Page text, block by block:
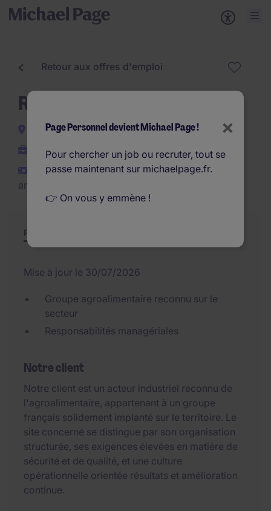
Retour aux offres d'emploi
Responsable d'Atelier (F/H)
Vitré
CDI
€37.800 - €46.200 par
an
Poste et missions
Mise à jour le 30/07/2026
Groupe agroalimentaire reconnu sur le
secteur
Responsabilités managériales
Notre client
Notre client est un acteur industriel reconnu de
l'agroalimentaire, appartenant à un groupe
français solidement implanté sur le territoire. Le
site concerné se distingue par son organisation
structurée, ses exigences élevées en matière de
sécurité et de qualité, et une culture
opérationnelle orientée résultats et amélioration
continue.
×
Page Personnel devient Michael Page !
Pour chercher un job ou recruter, tout se
passe maintenant sur michaelpage.fr.
👉 On vous y emmène !